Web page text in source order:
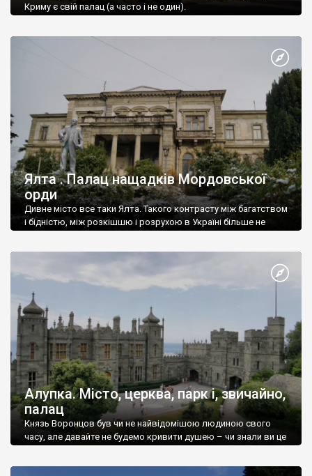
Криму є свій палац (а часто і не один).
Ялта . Палац нащадків Мордовської
орди
Дивне місто все таки Ялта. Такого контрасту між багатством
і бідністю, між розкішшю і розрухою в Україні більше не
Алупка. Місто, церква, парк і, звичайно,
палац
Князь Воронцов був чи не найвідомішою людиною свого
часу, але давайте не будемо кривити душею – чи знали ви це